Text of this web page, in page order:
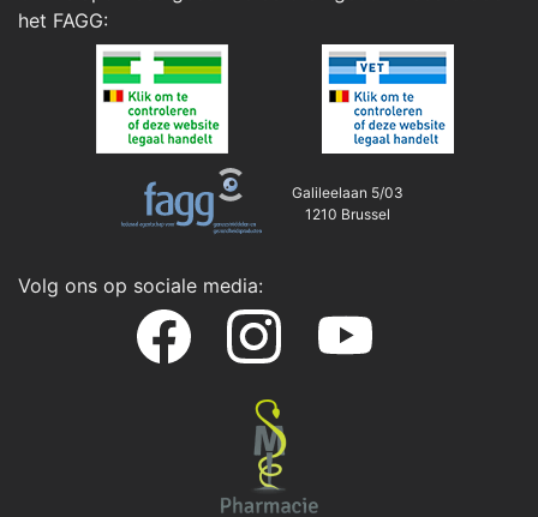
het FAGG:
Galileelaan 5/03
1210 Brussel
Volg ons op sociale media: